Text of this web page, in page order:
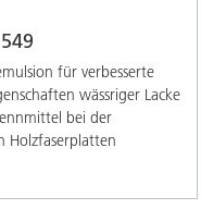
für verbesserte
wässriger Lacke
bei der
Holzfaserplatten